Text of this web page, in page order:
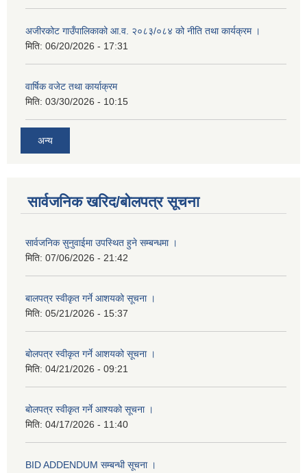
अजीरकोट गाउँपालिकाको आ.व. २०८३/०८४ को नीति तथा कार्यक्रम ।
मिति: 06/20/2026 - 17:31
वार्षिक वजेट तथा कार्याक्रम
मिति: 03/30/2026 - 10:15
अन्य
सार्वजनिक खरिद/बोलपत्र सूचना
सार्वजनिक सुनुवाईमा उपस्थित हुने सम्बन्धमा ।
मिति: 07/06/2026 - 21:42
बालपत्र स्वीकृत गर्ने आशयको सूचना ।
मिति: 05/21/2026 - 15:37
बोलपत्र स्वीकृत गर्ने आशयको सूचना ।
मिति: 04/21/2026 - 09:21
बोलपत्र स्वीकृत गर्ने आश्यको सूचना ।
मिति: 04/17/2026 - 11:40
BID ADDENDUM सम्बन्धी सूचना ।